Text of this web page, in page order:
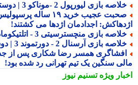
بازی لیورپول 2 -موناکو 3 | دوستانه باشگاهی
صحبت عجیب خرید ۱۹ ساله
اجدادمان اژدها می کشتند!
بازی منچسترسیتی 3 - اتلتیکومادرید 1 | دوستانه باشگاهی
بازی آرسنال 2 - دورتموند 3 | دوستانه باشگاهی
همسر رضا شکاری پس از جدایی
سنگین یک تیم تهرانی رد شده بود!
ویژهتسنیم نیوز